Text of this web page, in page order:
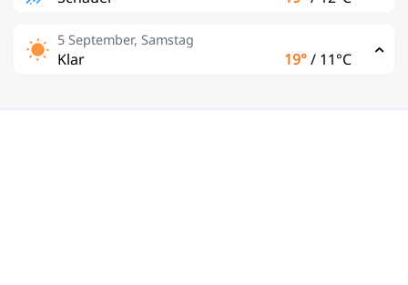
5 September, Samstag
Klar 19°/ 11°C